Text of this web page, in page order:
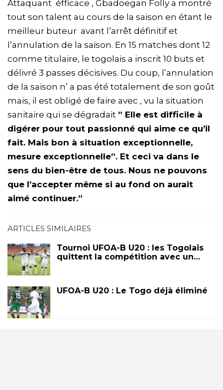
Attaquant éfficace , Gbadoegan Folly a montré
tout son talent au cours de la saison en étant le
meilleur buteur avant l’arrêt définitif et
l’annulation de la saison. En 15 matches dont 12
comme titulaire, le togolais a inscrit 10 buts et
délivré 3 passes décisives. Du coup, l’annulation
de la saison n’ a pas été totalement de son goût
mais, il est obligé de faire avec , vu la situation
sanitaire qui se dégradait ” Elle est difficile à
digérer pour tout passionné qui aime ce qu’il
fait. Mais bon à situation exceptionnelle,
mesure exceptionnelle”. Et ceci va dans le
sens du bien-être de tous. Nous ne pouvons
que l’accepter même si au fond on aurait
aimé continuer.”
ARTICLES SIMILAIRES
Tournoi UFOA-B U20 : les Togolais
quittent la compétition avec un…
UFOA-B U20 : Le Togo déjà éliminé